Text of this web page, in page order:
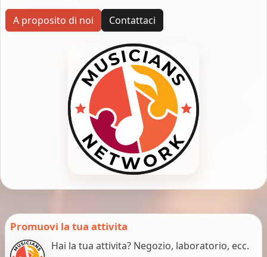
A proposito di noi Contattaci
Promuovi la tua attivita
Hai la tua attivita? Negozio, laboratorio, ecc.